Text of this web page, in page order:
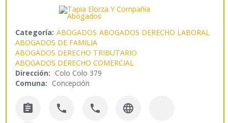
Categoría: ABOGADOS ABOGADOS DERECHO LABORAL
ABOGADOS DE FAMILIA
ABOGADOS DERECHO TRIBUTARIO
ABOGADOS DERECHO COMERCIAL
Dirección: Colo Colo 379
Comuna: Concepción
   